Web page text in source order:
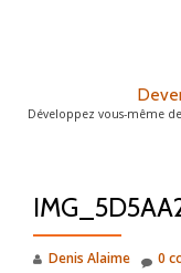
Développez vous-même
Denis Alaime 0